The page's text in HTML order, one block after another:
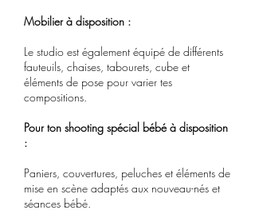
Mobilier à disposition :
Le studio est également équipé de différents
fauteuils, chaises, tabourets, cube et
éléments de pose pour varier tes
compositions.
Pour ton shooting spécial bébé à disposition
:
Paniers, couvertures, peluches et éléments de
mise en scène adaptés aux nouveau-nés et
séances bébé.